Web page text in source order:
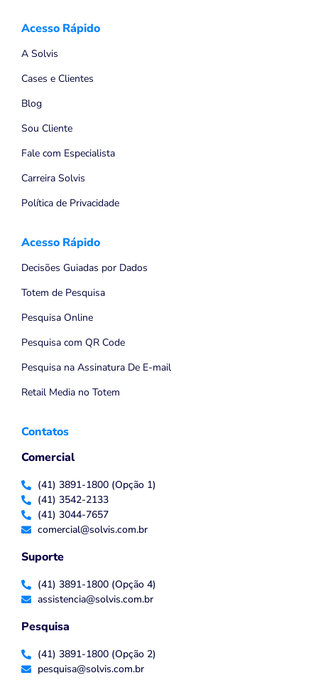
Acesso Rápido
A Solvis
Cases e Clientes
Blog
Sou Cliente
Fale com Especialista
Carreira Solvis
Política de Privacidade
Acesso Rápido
Decisões Guiadas por Dados
Totem de Pesquisa
Pesquisa Online
Pesquisa com QR Code
Pesquisa na Assinatura De E-mail
Retail Media no Totem
Contatos
Comercial
(41) 3891-1800 (Opção 1)
(41) 3542-2133
(41) 3044-7657
comercial@solvis.com.br
Suporte
(41) 3891-1800 (Opção 4)
assistencia@solvis.com.br
Pesquisa
(41) 3891-1800 (Opção 2)
pesquisa@solvis.com.br